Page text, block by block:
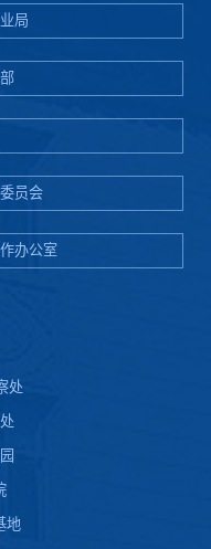
局
员会
办公室
处
地